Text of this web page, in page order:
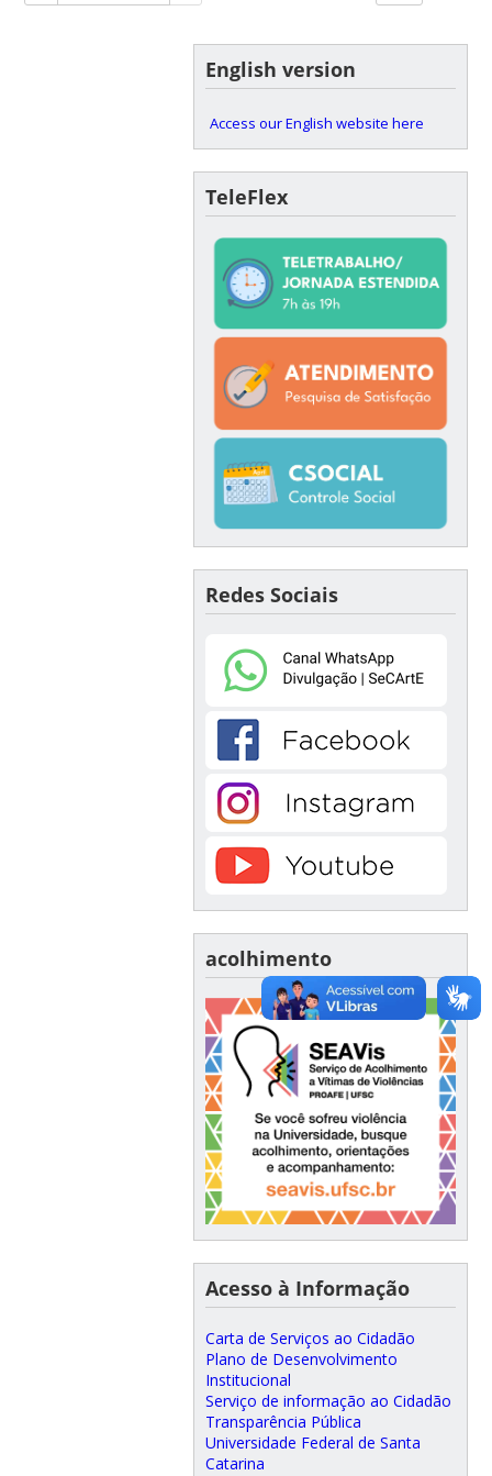
English version
Access our English website here
TeleFlex
Redes Sociais
acolhimento
Acesso à Informação
Carta de Serviços ao Cidadão
Plano de Desenvolvimento
Institucional
Serviço de informação ao Cidadão
Transparência Pública
Universidade Federal de Santa
Catarina